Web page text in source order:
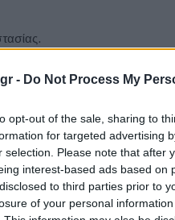
- Do Not Process My
opt-out of the sale, sharing to
for targeted advertising
selection. Please note that after
interest-based ads based
to third parties prior to
of your personal